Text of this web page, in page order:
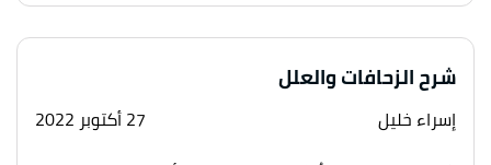
شرح الزحافات والعلل
إسراء خليل 27 أكتوبر 2022